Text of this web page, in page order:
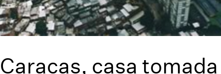
Caracas, casa tomada